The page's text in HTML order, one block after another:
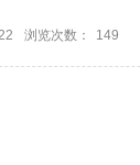
浏览次数： 149